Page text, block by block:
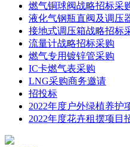
燃气铜球阀战略招标采
液化气钢瓶直阀及调压
接地式调压箱战略招标
流量计战略招标采购
燃气专用镀锌管采购
IC卡燃气表采购
LNG采购商务邀请
招投标
2022年度户外绿植养护
2022年度花卉租摆项目